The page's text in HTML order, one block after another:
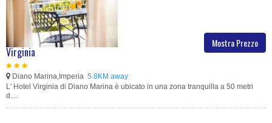
Mostra Prezzo
Virginia
Diano Marina,Imperia 5.8KM away
L' Hotel Virginia di Diano Marina è ubicato in una zona tranquilla a 50 metri
d....